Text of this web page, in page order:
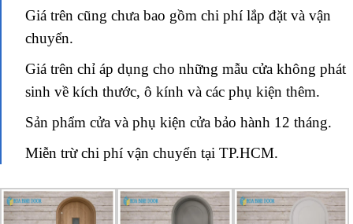
Giá trên cũng chưa bao gồm chi phí lắp đặt và vận
chuyển.
Giá trên chỉ áp dụng cho những mẫu cửa không phát
sinh về kích thước, ô kính và các phụ kiện thêm.
Sản phẩm cửa và phụ kiện cửa bảo hành 12 tháng.
Miễn trừ chi phí vận chuyển tại TP.HCM.